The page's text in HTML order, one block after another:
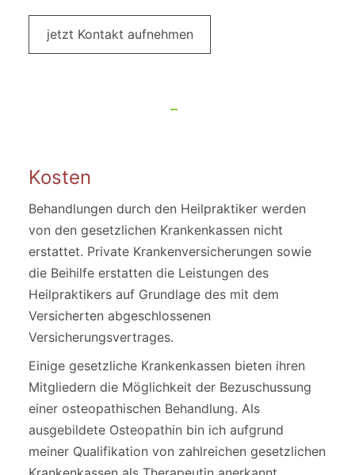
jetzt Kontakt aufnehmen
Kosten
Behandlungen durch den Heilpraktiker werden
von den gesetzlichen Krankenkassen nicht
erstattet. Private Krankenversicherungen sowie
die Beihilfe erstatten die Leistungen des
Heilpraktikers auf Grundlage des mit dem
Versicherten abgeschlossenen
Versicherungsvertrages.
Einige gesetzliche Krankenkassen bieten ihren
Mitgliedern die Möglichkeit der Bezuschussung
einer osteopathischen Behandlung. Als
ausgebildete Osteopathin bin ich aufgrund
meiner Qualifikation von zahlreichen gesetzlichen